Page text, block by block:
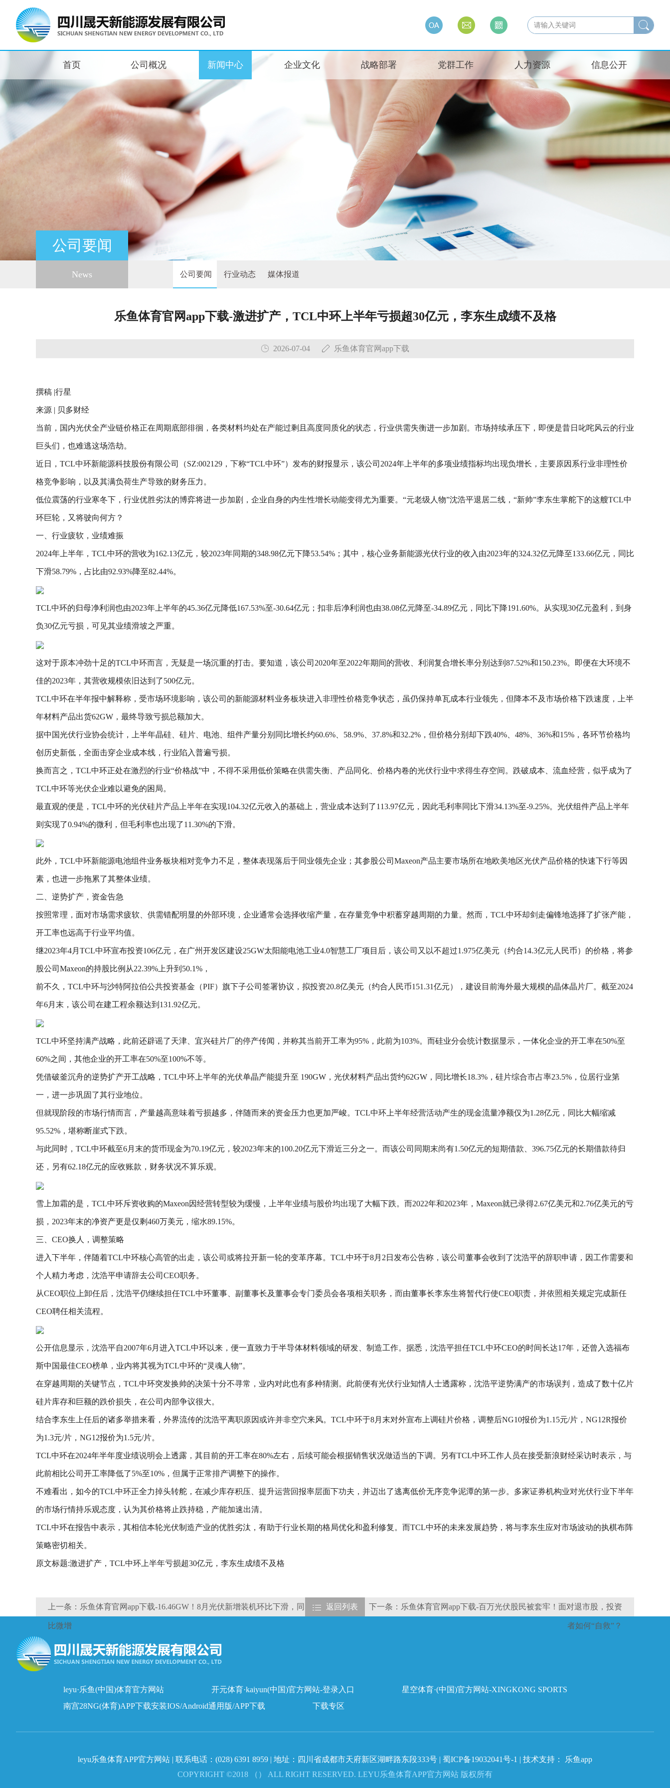
首页 公司概况 新闻中心 企业文化 战略部署 党群工作 人力资源 信息公开
公司要闻
News 公司要闻 行业动态 媒体报道
乐鱼体育官网app下载-激进扩产，TCL中环上半年亏损超30亿元，李东生成绩不及格
2026-07-04 乐鱼体育官网app下载
撰稿 |行星
来源 | 贝多财经
当前，国内光伏全产业链价格正在周期底部徘徊，各类材料均处在产能过剩且高度同质化的状态，行业供需失衡进一步加剧。市场持续承压下，即便是昔日叱咤风云的行业
巨头们，也难逃这场浩劫。
近日，TCL中环新能源科技股份有限公司（SZ:002129，下称“TCL中环”）发布的财报显示，该公司2024年上半年的多项业绩指标均出现负增长，主要原因系行业非理性价
格竞争影响，以及其满负荷生产导致的财务压力。
低位震荡的行业寒冬下，行业优胜劣汰的博弈将进一步加剧，企业自身的内生性增长动能变得尤为重要。“元老级人物”沈浩平退居二线，“新帅”李东生掌舵下的这艘TCL中
环巨轮，又将驶向何方？
一、行业疲软，业绩难振
2024年上半年，TCL中环的营收为162.13亿元，较2023年同期的348.98亿元下降53.54%；其中，核心业务新能源光伏行业的收入由2023年的324.32亿元降至133.66亿元，同比
下滑58.79%，占比由92.93%降至82.44%。
TCL中环的归母净利润也由2023年上半年的45.36亿元降低167.53%至-30.64亿元；扣非后净利润也由38.08亿元降至-34.89亿元，同比下降191.60%。从实现30亿元盈利，到身
负30亿元亏损，可见其业绩滑坡之严重。
这对于原本冲劲十足的TCL中环而言，无疑是一场沉重的打击。要知道，该公司2020年至2022年期间的营收、利润复合增长率分别达到87.52%和150.23%。即便在大环境不
佳的2023年，其营收规模依旧达到了500亿元。
TCL中环在半年报中解释称，受市场环境影响，该公司的新能源材料业务板块进入非理性价格竞争状态，虽仍保持单瓦成本行业领先，但降本不及市场价格下跌速度，上半
年材料产品出货62GW，最终导致亏损总额加大。
据中国光伏行业协会统计，上半年晶硅、硅片、电池、组件产量分别同比增长约60.6%、58.9%、37.8%和32.2%，但价格分别却下跌40%、48%、36%和15%，各环节价格均
创历史新低，全面击穿企业成本线，行业陷入普遍亏损。
换而言之，TCL中环正处在激烈的行业“价格战”中，不得不采用低价策略在供需失衡、产品同化、价格内卷的光伏行业中求得生存空间。跌破成本、流血经营，似乎成为了
TCL中环等光伏企业难以避免的困局。
最直观的便是，TCL中环的光伏硅片产品上半年在实现104.32亿元收入的基础上，营业成本达到了113.97亿元，因此毛利率同比下滑34.13%至-9.25%。光伏组件产品上半年
则实现了0.94%的微利，但毛利率也出现了11.30%的下滑。
此外，TCL中环新能源电池组件业务板块相对竞争力不足，整体表现落后于同业领先企业；其参股公司Maxeon产品主要市场所在地欧美地区光伏产品价格的快速下行等因
素，也进一步拖累了其整体业绩。
二、逆势扩产，资金告急
按照常理，面对市场需求疲软、供需错配明显的外部环境，企业通常会选择收缩产量，在存量竞争中积蓄穿越周期的力量。然而，TCL中环却剑走偏锋地选择了扩张产能，
开工率也远高于行业平均值。
继2023年4月TCL中环宣布投资106亿元，在广州开发区建设25GW太阳能电池工业4.0智慧工厂项目后，该公司又以不超过1.975亿美元（约合14.3亿元人民币）的价格，将参
股公司Maxeon的持股比例从22.39%上升到50.1%，
前不久，TCL中环与沙特阿拉伯公共投资基金（PIF）旗下子公司签署协议，拟投资20.8亿美元（约合人民币151.31亿元），建设目前海外最大规模的晶体晶片厂。截至2024
年6月末，该公司在建工程余额达到131.92亿元。
TCL中环坚持满产战略，此前还辟谣了天津、宜兴硅片厂的停产传闻，并称其当前开工率为95%，此前为103%。而硅业分会统计数据显示，一体化企业的开工率在50%至
60%之间，其他企业的开工率在50%至100%不等。
凭借破釜沉舟的逆势扩产开工战略，TCL中环上半年的光伏单晶产能提升至 190GW，光伏材料产品出货约62GW，同比增长18.3%，硅片综合市占率23.5%，位居行业第
一，进一步巩固了其行业地位。
但就现阶段的市场行情而言，产量越高意味着亏损越多，伴随而来的资金压力也更加严峻。TCL中环上半年经营活动产生的现金流量净额仅为1.28亿元，同比大幅缩减
95.52%，堪称断崖式下跌。
与此同时，TCL中环截至6月末的货币现金为70.19亿元，较2023年末的100.20亿元下滑近三分之一。而该公司同期末尚有1.50亿元的短期借款、396.75亿元的长期借款待归
还，另有62.18亿元的应收账款，财务状况不算乐观。
雪上加霜的是，TCL中环斥资收购的Maxeon因经营转型较为缓慢，上半年业绩与股价均出现了大幅下跌。而2022年和2023年，Maxeon就已录得2.67亿美元和2.76亿美元的亏
损，2023年末的净资产更是仅剩460万美元，缩水89.15%。
三、CEO换人，调整策略
进入下半年，伴随着TCL中环核心高管的出走，该公司或将拉开新一轮的变革序幕。TCL中环于8月2日发布公告称，该公司董事会收到了沈浩平的辞职申请，因工作需要和
个人精力考虑，沈浩平申请辞去公司CEO职务。
从CEO职位上卸任后，沈浩平仍继续担任TCL中环董事、副董事长及董事会专门委员会各项相关职务，而由董事长李东生将暂代行使CEO职责，并依照相关规定完成新任
CEO聘任相关流程。
公开信息显示，沈浩平自2007年6月进入TCL中环以来，便一直致力于半导体材料领域的研发、制造工作。据悉，沈浩平担任TCL中环CEO的时间长达17年，还曾入选福布
斯中国最佳CEO榜单，业内将其视为TCL中环的“灵魂人物”。
在穿越周期的关键节点，TCL中环突发换帅的决策十分不寻常，业内对此也有多种猜测。此前便有光伏行业知情人士透露称，沈浩平逆势满产的市场误判，造成了数十亿片
硅片库存和巨额的跌价损失，在公司内部争议很大。
结合李东生上任后的诸多举措来看，外界流传的沈浩平离职原因或许并非空穴来风。TCL中环于8月末对外宣布上调硅片价格，调整后NG10报价为1.15元/片，NG12R报价
为1.3元/片，NG12报价为1.5元/片。
TCL中环在2024年半年度业绩说明会上透露，其目前的开工率在80%左右，后续可能会根据销售状况做适当的下调。另有TCL中环工作人员在接受新浪财经采访时表示，与
此前相比公司开工率降低了5%至10%，但属于正常排产调整下的操作。
不难看出，如今的TCL中环正全力掉头转舵，在减少库存积压、提升运营回报率层面下功夫，并迈出了逃离低价无序竞争泥潭的第一步。多家证券机构业对光伏行业下半年
的市场行情持乐观态度，认为其价格将止跌持稳，产能加速出清。
TCL中环在报告中表示，其相信本轮光伏制造产业的优胜劣汰，有助于行业长期的格局优化和盈利修复。而TCL中环的未来发展趋势，将与李东生应对市场波动的执棋布阵
策略密切相关。
原文标题:激进扩产，TCL中环上半年亏损超30亿元，李东生成绩不及格
上一条：乐鱼体育官网app下载-16.46GW！8月光伏新增装机环比下滑，同
比微增
返回列表 下一条：乐鱼体育官网app下载-百万光伏股民被套牢！面对退市股，投资
者如何“自救”？
leyu·乐鱼(中国)体育官方网站 开元体育·kaiyun(中国)官方网站-登录入口
星空体育·(中国)官方网站-XINGKONG SPORTS
南宫28NG(体育)APP下载安装IOS/Android通用版/APP下载
下载专区
leyu乐鱼体育APP官方网站 | 联系电话： (028) 6391 8959 | 地址：四川省成都市天府新区湖畔路东段333号 | 蜀ICP备19032041号-1 | 技术支持：
乐鱼app
COPYRIGHT ©2018 （） ALL RIGHT RESERVED. LEYU乐鱼体育APP官方网站 版权所有